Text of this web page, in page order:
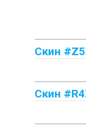
Скин
Скин